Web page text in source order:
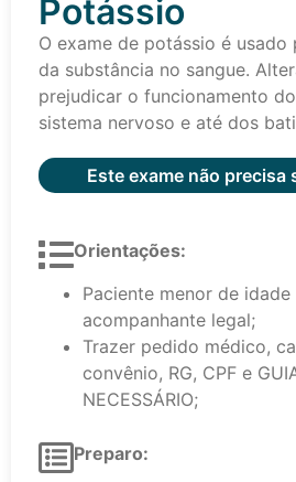
Potássio
O exame de potássio é usado
da substância no sangue.
prejudicar o funcionamento
sistema nervoso e até dos
Este exame não precisa
Orientações:
Paciente menor de
acompanhante legal;
Trazer pedido médico,
convênio, RG, CPF e
NECESSÁRIO;
Preparo: